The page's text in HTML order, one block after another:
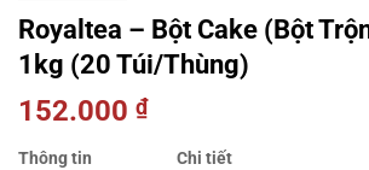
Royaltea – Bột Cake (Bột
1kg (20 Túi/Thùng)
152.000 ₫
Thông tin
Chi tiết